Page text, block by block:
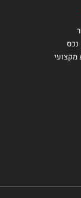
נכס
מקצועי